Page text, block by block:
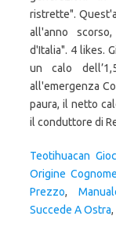
Teotihuacan
Origine
Prezzo,
Succede A Ostra,